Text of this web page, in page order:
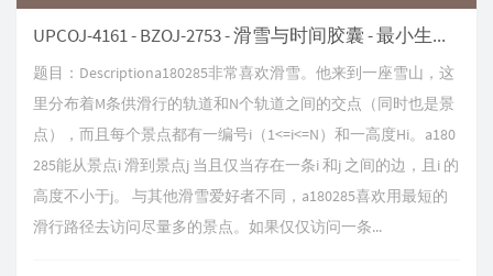
UPCOJ-4161 - BZOJ-2753 - 滑雪与时间胶囊 - 最小生成树
题目：Descriptiona180285非常喜欢滑雪。他来到一座雪山，这
里分布着M条供滑行的轨道和N个轨道之间的交点（同时也是景
点），而且每个景点都有一编号i（1<=i<=N）和一高度Hi。a180
285能从景点i 滑到景点j 当且仅当存在一条i 和j 之间的边，且i 的
高度不小于j。 与其他滑雪爱好者不同，a180285喜欢用最短的
滑行路径去访问尽量多的景点。如果仅仅访问一条...